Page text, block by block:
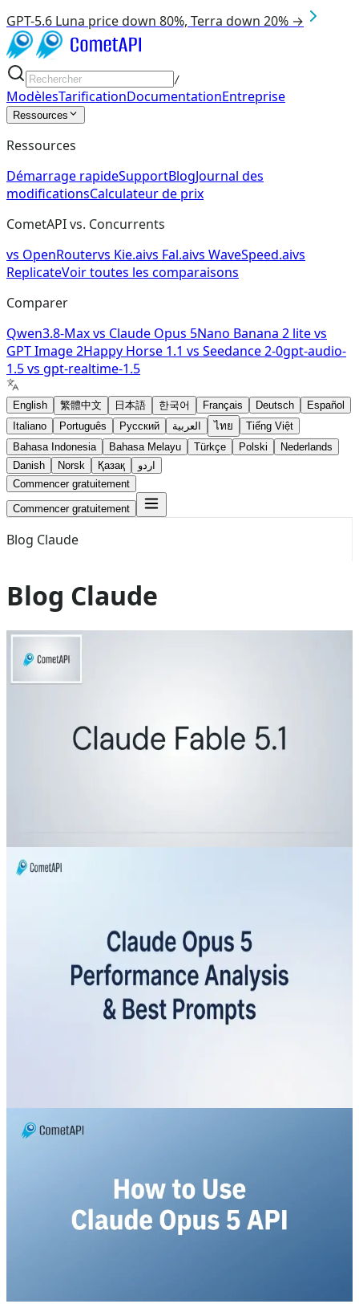
GPT-5.6 Luna price down 80%, Terra down 20% →
/
ModèlesTarificationDocumentationEntreprise
Ressources
Ressources
Démarrage rapideSupportBlogJournal des
modificationsCalculateur de prix
CometAPI vs. Concurrents
vs OpenRoutervs Kie.aivs Fal.aivs WaveSpeed.aivs
ReplicateVoir toutes les comparaisons
Comparer
Qwen3.8-Maxvs Claude Opus 5Nano Banana 2 litevs
GPT Image 2Happy Horse 1.1 vs Seedance 2-0gpt-audio-
1.5vs gpt-realtime-1.5
English 繁體中文 日本語 한국어 Français Deutsch
Español
Italiano
Português Русский العربية ไทย
Tiếng Việt
Bahasa Indonesia
Bahasa Melayu Türkçe Polski
Nederlands
Danish
Norsk Қазақ
اردو
Commencer gratuitement
Commencer gratuitement
Blog Claude
Blog Claude
Aug 3, 2026
qui est confirmé
Aug 3, 2026
Analyse des performances de
Claude Opus 5 et meilleurs
prompts : guide complet 2026
ce qu’est Opus 5, comment il se compare à Opus 4.8 et